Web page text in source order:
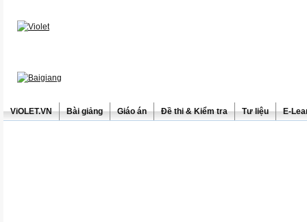
ViOLET.VN Bài giảng Giáo án Đề thi & Kiểm tra Tư liệu E-